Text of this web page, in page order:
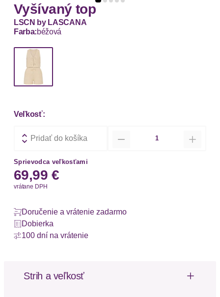
Vyšívaný top
LSCN by LASCANA
Farba:béžová
Veľkosť:
Pridať do košíka
Sprievodca veľkosťami
69,99 €
vrátane DPH
Doručenie a vrátenie zadarmo
Dobierka
100 dní na vrátenie
Strih a veľkosť